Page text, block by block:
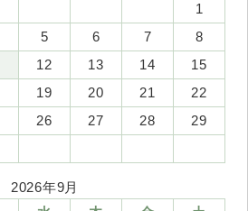
1
5 6 7
8
12 13 14
15
19 20 21
22
26 27 28
29
2026年9月